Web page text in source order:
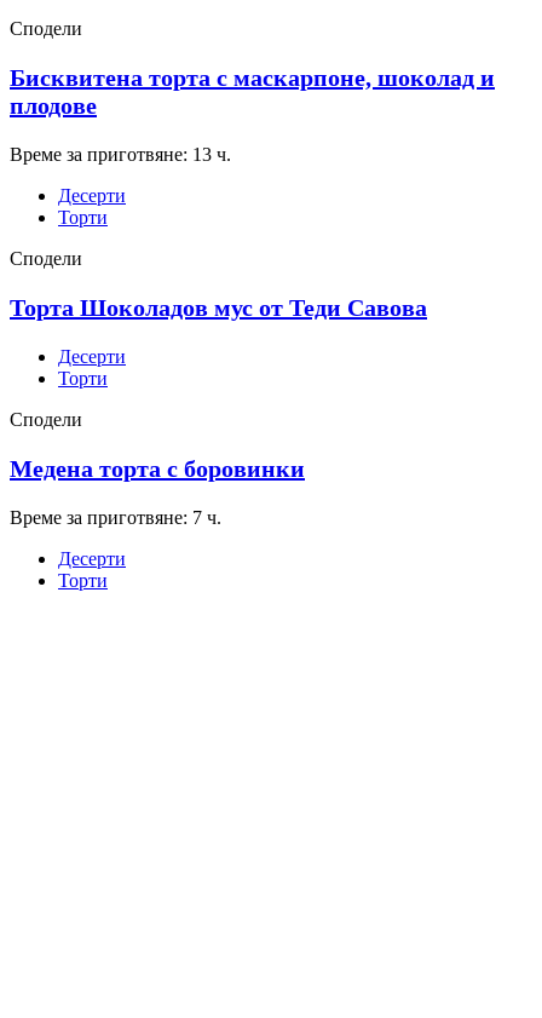
Сподели
Бисквитена торта с маскарпоне, шоколад и
плодове
Време за приготвяне: 13 ч.
Десерти
Торти
Сподели
Торта Шоколадов мус от Теди Савова
Десерти
Торти
Сподели
Медена торта с боровинки
Време за приготвяне: 7 ч.
Десерти
Торти